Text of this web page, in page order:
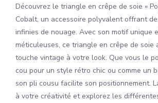
Découvrez le triangle en crêpe de soie «
Cobalt, un accessoire polyvalent offrant
infinies de nouage. Avec son motif unique
méticuleuses, ce triangle en crêpe de soie
touche vintage à votre look. Que vous le
cou pour un style rétro chic ou comme un
son pli cousu facilite son positionnement.
à votre créativité et explorez les